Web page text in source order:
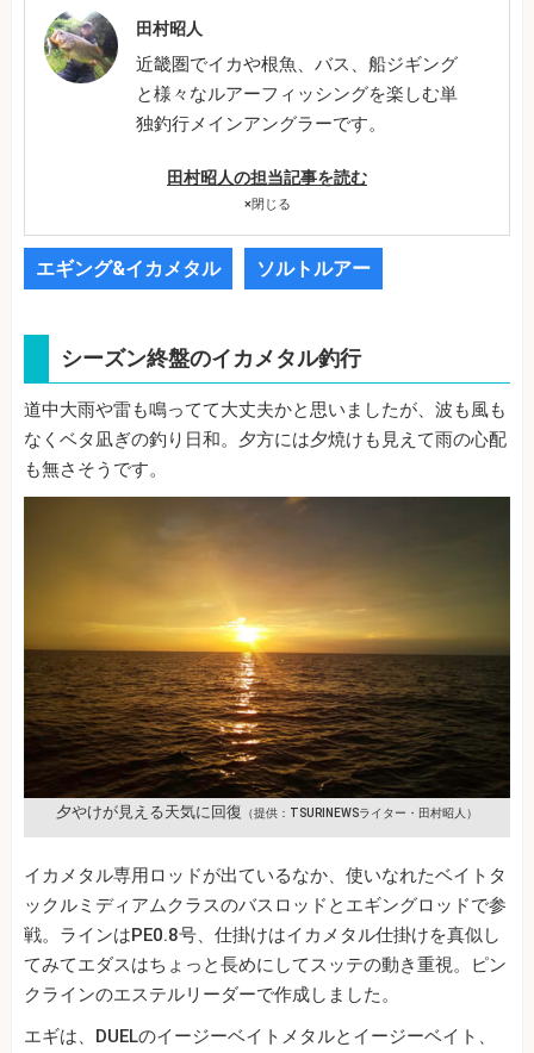
田村昭人
近畿圏でイカや根魚、バス、船ジギング
と様々なルアーフィッシングを楽しむ単
独釣行メインアングラーです。
田村昭人の担当記事を読む
×閉じる
エギング&イカメタル ソルトルアー
シーズン終盤のイカメタル釣行
道中大雨や雷も鳴ってて大丈夫かと思いましたが、波も風も
なくベタ凪ぎの釣り日和。夕方には夕焼けも見えて雨の心配
も無さそうです。
夕やけが見える天気に回復 （提供：TSURINEWSライター・田村昭人）
イカメタル専用ロッドが出ているなか、使いなれたベイトタ
ックルミディアムクラスのバスロッドとエギングロッドで参
戦。ラインはPE0.8号、仕掛けはイカメタル仕掛けを真似し
てみてエダスはちょっと長めにしてスッテの動き重視。ピン
クラインのエステルリーダーで作成しました。
エギは、DUELのイージーベイトメタルとイージーベイト、